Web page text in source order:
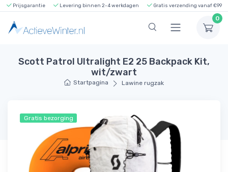
Prijsgarantie Levering binnen 2-4 werkdagen Gratis verzending vanaf €99
0
Scott Patrol Ultralight E2 25 Backpack Kit,
wit/zwart
Startpagina Lawine rugzak
Gratis bezorging